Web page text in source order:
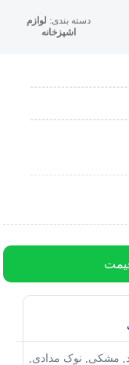
دسته بندی:لوازم
اشپزخانه
مشکی, نوک مدادی,